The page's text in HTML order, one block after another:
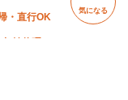
・直行OK
気になる